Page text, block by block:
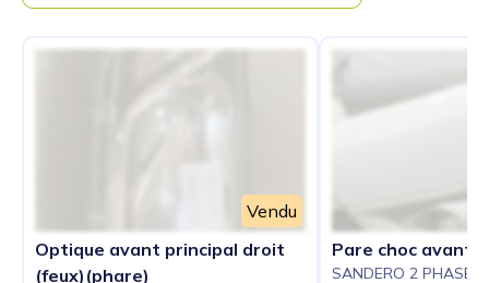
Vendu
Optique avant principal droit
(feux)(phare)
Pare choc avant
SANDERO 2 PHASE 1